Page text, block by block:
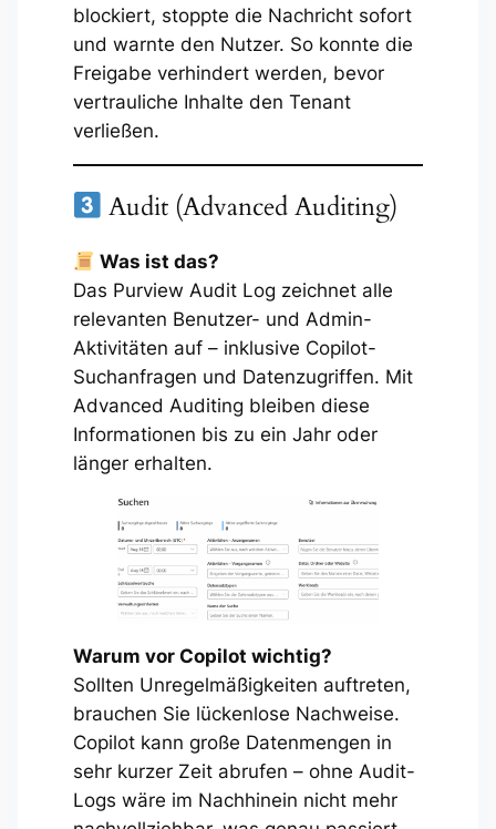
blockiert, stoppte die Nachricht sofort
und warnte den Nutzer. So konnte die
Freigabe verhindert werden, bevor
vertrauliche Inhalte den Tenant
verließen.
Audit (Advanced Auditing)
Was ist das?
Das Purview Audit Log zeichnet alle
relevanten Benutzer- und Admin-
Aktivitäten auf – inklusive Copilot-
Suchanfragen und Datenzugriffen. Mit
Advanced Auditing bleiben diese
Informationen bis zu ein Jahr oder
länger erhalten.
Warum vor Copilot wichtig?
Sollten Unregelmäßigkeiten auftreten,
brauchen Sie lückenlose Nachweise.
Copilot kann große Datenmengen in
sehr kurzer Zeit abrufen – ohne Audit-
Logs wäre im Nachhinein nicht mehr